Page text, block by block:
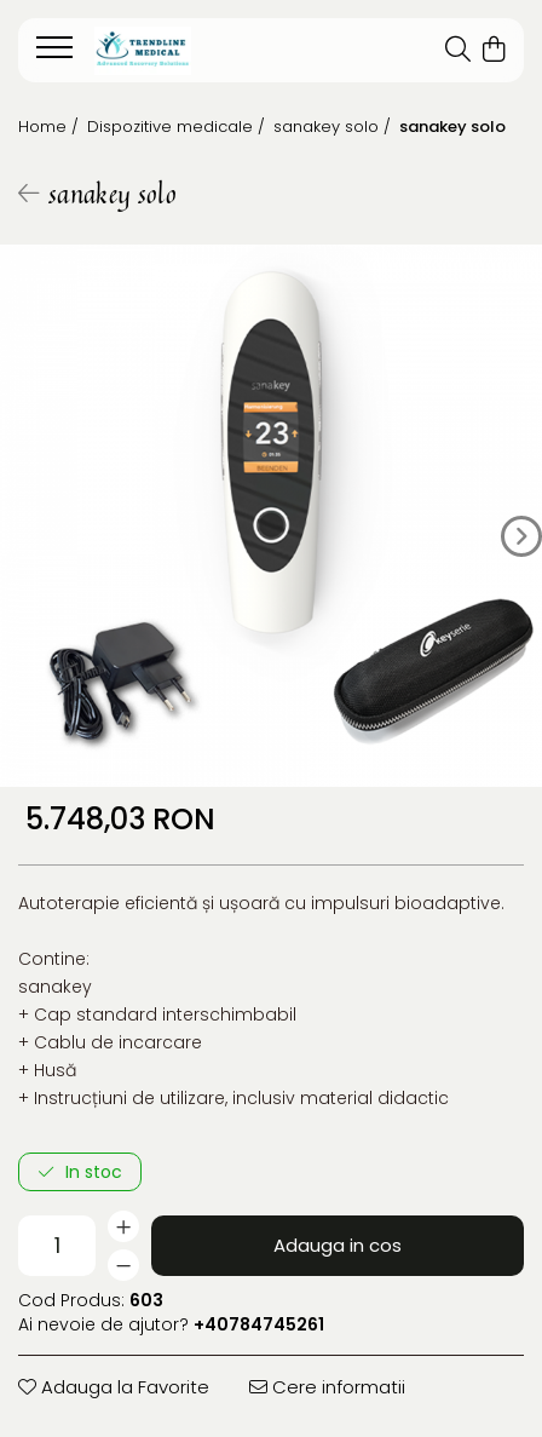
Home / Dispozitive medicale / sanakey solo / sanakey solo
sanakey solo
5.748,03 RON
Autoterapie eficientă și ușoară cu impulsuri bioadaptive.
Contine:
sanakey
+ Cap standard interschimbabil
+ Cablu de incarcare
+ Husă
+ Instrucțiuni de utilizare, inclusiv material didactic
In stoc
Adauga in cos
Cod Produs: 603
Ai nevoie de ajutor? +40784745261
Adauga la Favorite Cere informatii